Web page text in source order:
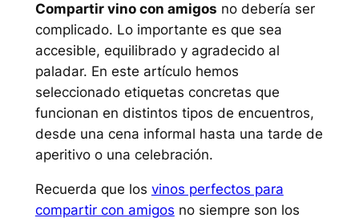
Compartir vino con amigos no debería ser
complicado. Lo importante es que sea
accesible, equilibrado y agradecido al
paladar. En este artículo hemos
seleccionado etiquetas concretas que
funcionan en distintos tipos de encuentros,
desde una cena informal hasta una tarde de
aperitivo o una celebración.
Recuerda que los vinos perfectos para
compartir con amigos no siempre son los